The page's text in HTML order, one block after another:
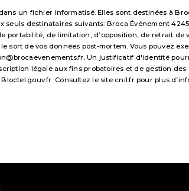
un fichier informatisé. Elles sont destinées à
destinataires suivants: Broca Événement
portabilité, de limitation, d’opposition, de retrait de
de vos données post-mortem. Vous pouvez
Un justificatif d'identité
légale aux fins probatoires et de gestion des
Bloctel.gouv.fr. Consultez le site cnil.fr pour plus